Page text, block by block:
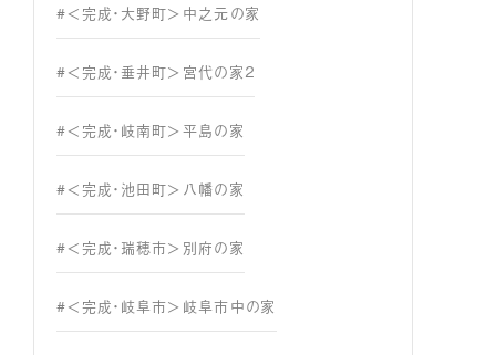
#＜完成・大野町＞中之元の家
#＜完成・垂井町＞宮代の家２
#＜完成・岐南町＞平島の家
#＜完成・池田町＞八幡の家
#＜完成・瑞穂市＞別府の家
#＜完成・岐阜市＞岐阜市中の家